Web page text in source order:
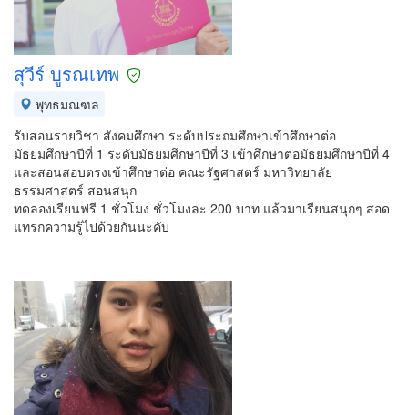
สุวีร์ บูรณเทพ
พุทธมณฑล
รับสอนรายวิชา สังคมศึกษา ระดับประถมศึกษาเข้าศึกษาต่อ
มัธยมศึกษาปีที่ 1 ระดับมัธยมศึกษาปีที่ 3 เข้าศึกษาต่อมัธยมศึกษาปีที่ 4
และสอนสอบตรงเข้าศึกษาต่อ คณะรัฐศาสตร์ มหาวิทยาลัย
ธรรมศาสตร์ สอนสนุก
ทดลองเรียนฟรี 1 ชั่วโมง ชั่วโมงละ 200 บาท แล้วมาเรียนสนุกๆ สอด
แทรกความรู้ไปด้วยกันนะคับ